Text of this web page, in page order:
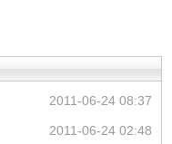
2011-06-24 08:37
2011-06-24 02:48